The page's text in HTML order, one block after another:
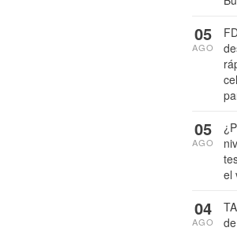
05
AGO
el
05
AGO
04
AGO